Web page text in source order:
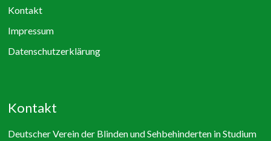
Kontakt
Impressum
Datenschutzerklärung
Kontakt
Deutscher Verein der Blinden und Sehbehinderten in Studium